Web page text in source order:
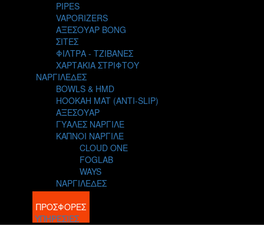
PIPES
VAPORIZERS
ΑΞΕΣΟΥΑΡ BONG
ΣΙΤΕΣ
ΦΙΛΤΡΑ - ΤΖΙΒΑΝΕΣ
ΧΑΡΤΑΚΙΑ ΣΤΡΙΦΤΟΥ
ΝΑΡΓΙΛΕΔΕΣ
BOWLS & HMD
HOOKAH MAT (ANTI-SLIP)
ΑΞΕΣΟΥΑΡ
ΓΥΑΛΕΣ ΝΑΡΓΙΛΕ
ΚΑΠΝΟΙ ΝΑΡΓΙΛΕ
CLOUD ONE
FOGLAB
WAYS
ΝΑΡΓΙΛΕΔΕΣ
BLOG
ΠΡΟΣΦΟΡΕΣ
ΥΠΗΡΕΣΙΕΣ